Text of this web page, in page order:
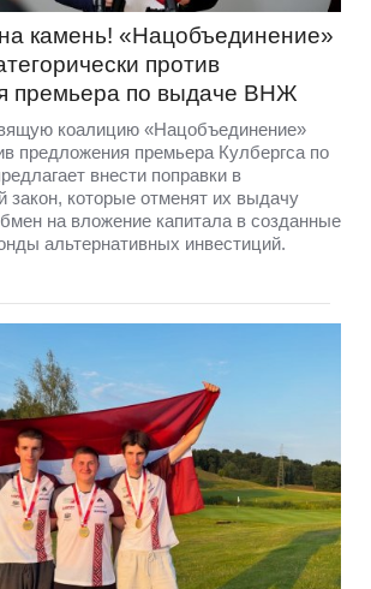
камень! «Нацобъединение»
против
премьера по выдаче ВНЖ
коалицию «Нацобъединение»
предложения премьера Кулбергса по
внести поправки в
закон, которые отменят их выдачу
на вложение капитала в созданные
альтернативных инвестиций.